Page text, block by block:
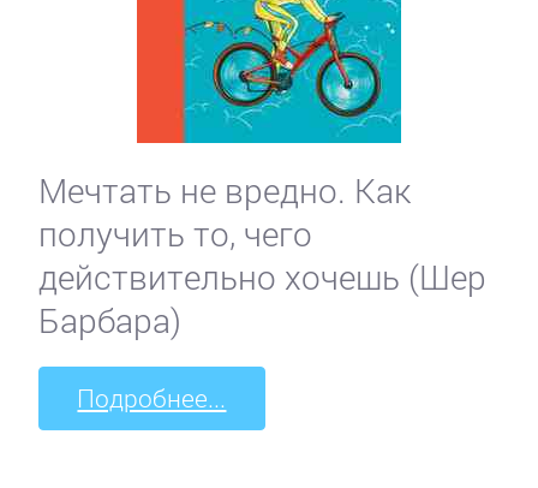
Мечтать не вредно. Как
получить то, чего
действительно хочешь (Шер
Барбара)
Подробнее...